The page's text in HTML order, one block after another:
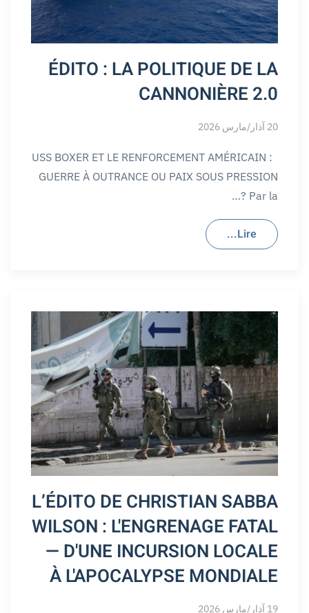
ÉDITO : LA POLITIQUE DE LA
CANNONIÈRE 2.0
20 آذار/مارس 2026
USS BOXER ET LE RENFORCEMENT AMÉRICAIN :
GUERRE À OUTRANCE OU PAIX SOUS PRESSION
? Par la…
Lire...
L’ÉDITO DE CHRISTIAN SABBA
WILSON : L'ENGRENAGE FATAL
— D'UNE INCURSION LOCALE
À L'APOCALYPSE MONDIALE
19 آذار/مارس 2026